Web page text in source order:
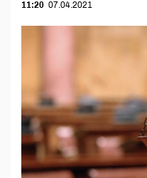
11:20 07.04.2021